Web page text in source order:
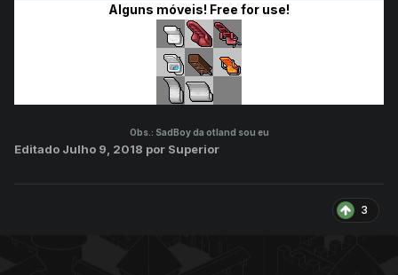
Alguns móveis! Free for use!
Obs.: SadBoy da otland sou eu
Editado Julho 9, 2018 por Superior
3